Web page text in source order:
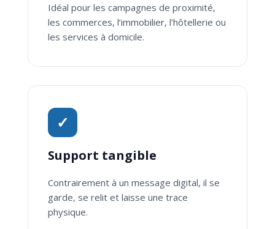
Idéal pour les campagnes de proximité,
les commerces, l’immobilier, l’hôtellerie ou
les services à domicile.
✓
Support tangible
Contrairement à un message digital, il se
garde, se relit et laisse une trace
physique.